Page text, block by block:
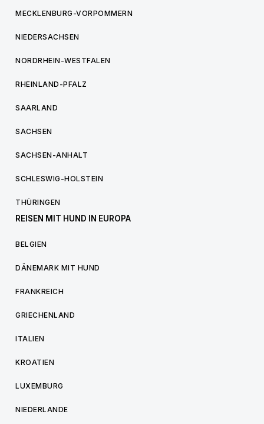
MECKLENBURG-VORPOMMERN
NIEDERSACHSEN
NORDRHEIN-WESTFALEN
RHEINLAND-PFALZ
SAARLAND
SACHSEN
SACHSEN-ANHALT
SCHLESWIG-HOLSTEIN
THÜRINGEN
REISEN MIT HUND IN EUROPA
BELGIEN
DÄNEMARK MIT HUND
FRANKREICH
GRIECHENLAND
ITALIEN
KROATIEN
LUXEMBURG
NIEDERLANDE